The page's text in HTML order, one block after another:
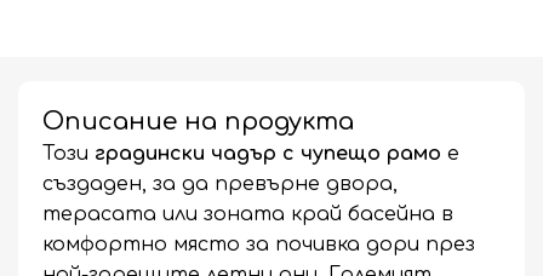
Описание на продукта
Този градински чадър с чупещо рамо е
създаден, за да превърне двора,
терасата или зоната край басейна в
комфортно място за почивка дори през